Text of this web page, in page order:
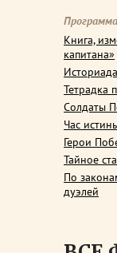
Программа
Книга,
капитана»
Историада
Тетрадка
Солдаты
Час
Герои
Тайное
По
дуэлей